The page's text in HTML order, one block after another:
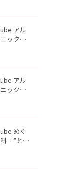
教える
アル
ック札
向いて
した。
アル
ック札
・リバ
めぐ
「”とお
で答え